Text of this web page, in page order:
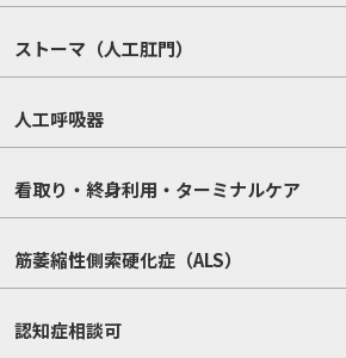
ストーマ（人工肛門）
人工呼吸器
看取り・終身利用・ターミナルケア
筋萎縮性側索硬化症（ALS）
認知症相談可